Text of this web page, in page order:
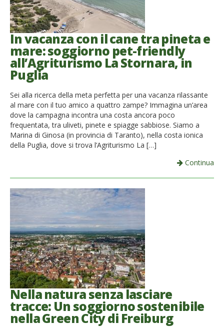
In vacanza con il cane tra pineta e
mare: soggiorno pet-friendly
all’Agriturismo La Stornara, in
Puglia
Sei alla ricerca della meta perfetta per una vacanza rilassante
al mare con il tuo amico a quattro zampe? Immagina un’area
dove la campagna incontra una costa ancora poco
frequentata, tra uliveti, pinete e spiagge sabbiose. Siamo a
Marina di Ginosa (in provincia di Taranto), nella costa ionica
della Puglia, dove si trova l’Agriturismo La […]
Continua
Nella natura senza lasciare
tracce: Un soggiorno sostenibile
nella Green City di Freiburg